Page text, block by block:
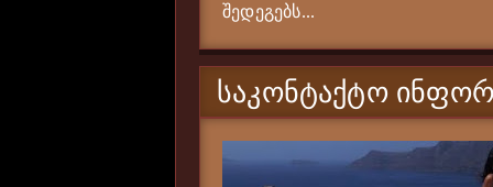
შედეგებს...
ᲡᲐᲙᲝᲜᲢᲐᲥᲢᲝ